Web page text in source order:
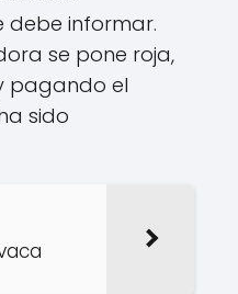
debe informar.
se pone roja,
pagando el
sido